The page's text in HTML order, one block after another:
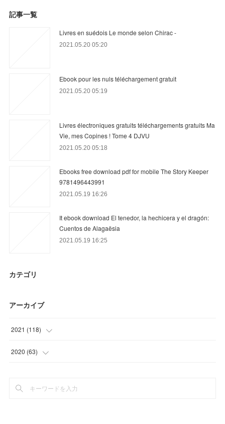
記事一覧
Livres en suédois Le monde selon Chirac -
2021.05.20 05:20
Ebook pour les nuls téléchargement gratuit
2021.05.20 05:19
Livres électroniques gratuits téléchargements gratuits Ma
Vie, mes Copines ! Tome 4 DJVU
2021.05.20 05:18
Ebooks free download pdf for mobile The Story Keeper
9781496443991
2021.05.19 16:26
It ebook download El tenedor, la hechicera y el dragón:
Cuentos de Alagaësia
2021.05.19 16:25
カテゴリ
アーカイブ
2021 (118)
(34 )
(
2020 (63)
(